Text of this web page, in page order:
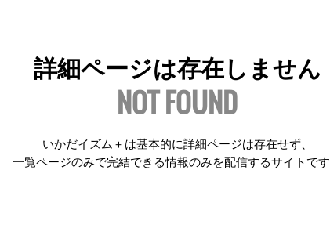
詳細ページは存在しません
NOT FOUND
いかだイズム＋は基本的に詳細ページは存在せず、
一覧ページのみで完結できる情報のみを配信するサイトです